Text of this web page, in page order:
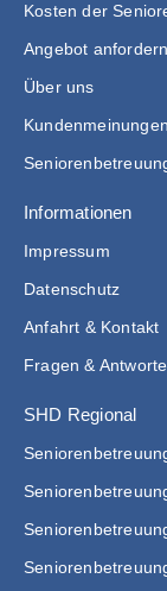
Kosten der
Angebot anfordern
Über uns
Kundenmeinungen
Informationen
Impressum
Datenschutz
Anfahrt & Kontakt
Fragen &
SHD Regional